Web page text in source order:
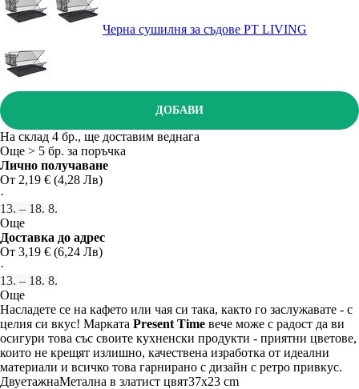
Черна сушилня за съдове PT LIVING
ДОБАВИ
На склад 4 бр., ще доставим веднага
Още > 5 бр. за поръчка
Лично получаване
От 2,19 € (4,28 Лв)
·
13. – 18. 8.
Още
Доставка до адрес
От 3,19 € (6,24 Лв)
·
13. – 18. 8.
Още
Насладете се на кафето или чая си така, както го заслужавате - с
целия си вкус! Марката Present Time вече може с радост да ви
осигури това със своите кухненски продукти - приятни цветове,
които не крещят излишно, качествена изработка от идеални
материали и всичко това гарнирано с дизайн с ретро привкус.
ДвуетажнаМетална в златист цвят37x23 cm